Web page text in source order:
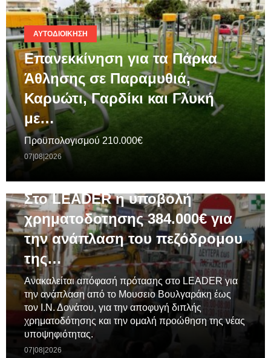
ΑΥΤΟΔΙΟΊΚΗΣΗ
Επανεκκίνηση για τα Πάρκα
Άθλησης σε Παραμυθιά,
Καρυώτι, Γαρδίκι και Γλυκή
με…
Προϋπολογισμού 210.000€
07|08|2026
Στο LEADER η υποβολή
χρηματοδοτησης 384.000€ για
την ανάπλαση του πεζόδρομου
της…
Ανακαλείται απόφασή πρότασης στο LEADER για
την ανάπλαση από το Μουσειο Βουλγαράκη έως
τον Ι.Ν. Δονάτου, για την αποφυγή διπλής
χρηματοδότησης και την ομαλή προώθηση της νέας
υποψηφιότητας.
07|08|2026